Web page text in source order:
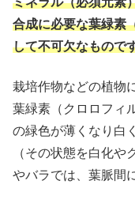
合成に必要な葉緑素
して不可欠なもので
栽培作物などの植物
葉緑素（クロロフィ
の緑色が薄くなり白
（その状態を白化や
やバラでは、葉脈間